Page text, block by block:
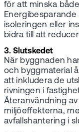
för att minska
isoleringen eller
bidra till att
3. Slutskedet
När byggnaden
och byggmaterial
att inkludera de
rivningen i
Återanvändning
miljöeffekterna,
avfallshantering i